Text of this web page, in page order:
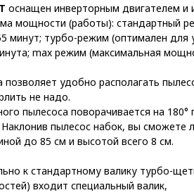
оснащен инверторным двигателем и
мощности (работы): стандартный
минут; турбо-режим (оптимален для
max режим (максимальная
позволяет удобно располагать
не надо.
пылесоса поворачивается на 180°
пылесос набок, вы сможете
до 85 см и высотой всего 8 см.
к стандартному валику турбо-
входит специальный валик,